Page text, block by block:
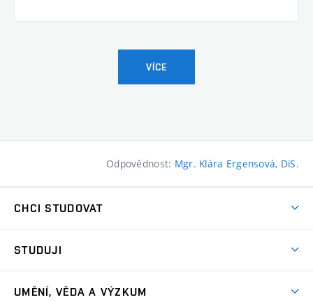
VÍCE
Odpovědnost: Mgr. Klára Ergensová, DiS.
CHCI STUDOVAT
Přijímačky
STUDUJI
UMĚNÍ, VĚDA A VÝZKUM